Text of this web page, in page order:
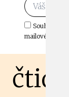
Souhlasím
mailové